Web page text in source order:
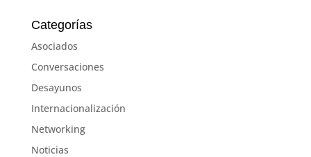
Categorías
Asociados
Conversaciones
Desayunos
Internacionalización
Networking
Noticias